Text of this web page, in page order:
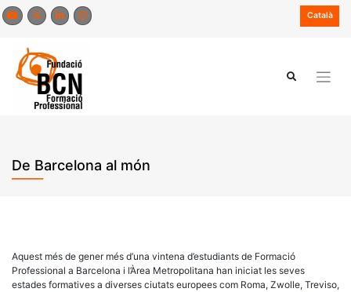
Skip
to
Català
De Barcelona al món
Aquest més de gener més d’una vintena d’estudiants de Formació
Professional a Barcelona i l’Àrea Metropolitana han iniciat les seves
estades formatives a diverses ciutats europees com Roma, Zwolle, Treviso,